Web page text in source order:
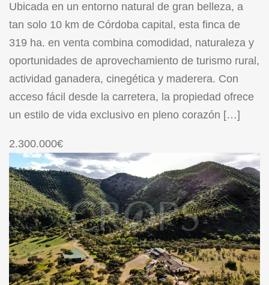
Ubicada en un entorno natural de gran belleza, a
tan solo 10 km de Córdoba capital, esta finca de
319 ha. en venta combina comodidad, naturaleza y
oportunidades de aprovechamiento de turismo rural,
actividad ganadera, cinegética y maderera. Con
acceso fácil desde la carretera, la propiedad ofrece
un estilo de vida exclusivo en pleno corazón […]
2.300.000€